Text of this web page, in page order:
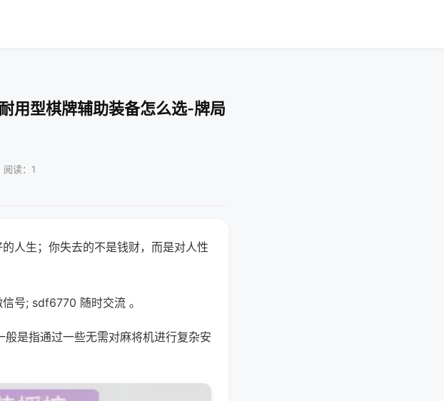
用型棋牌辅助装备怎么选-牌局
读：1
人生；你失去的不是钱财，而是对人性
号; sdf6770 随时交流 。
是指通过一些无需对麻将机进行复杂安